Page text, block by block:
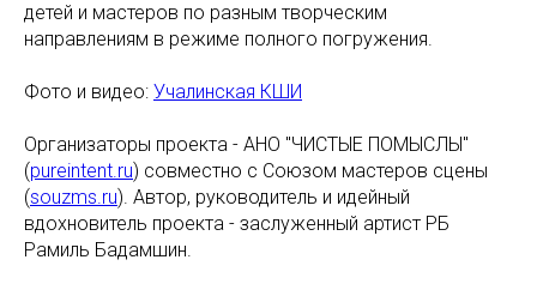
детей и мастеров по разным творческим
направлениям в режиме полного погружения.
Фото и видео: Учалинская КШИ
Организаторы проекта - АНО "ЧИСТЫЕ ПОМЫСЛЫ"
(pureintent.ru) совместно с Союзом мастеров сцены
(souzms.ru). Автор, руководитель и идейный
вдохновитель проекта - заслуженный артист РБ
Рамиль Бадамшин.